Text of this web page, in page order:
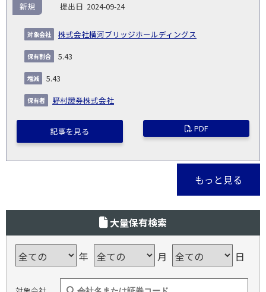
2024-09-24
株式会社横河ブリッジホールディングス
新規
5.43
5.43
野村證券株式会社
記事を見る PDF
もっと見る
大量保有検索
年 月 日